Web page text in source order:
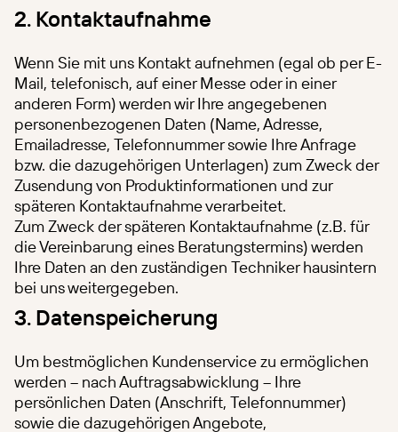
2. Kontaktaufnahme
Wenn Sie mit uns Kontakt aufnehmen (egal ob per E-
Mail, telefonisch, auf einer Messe oder in einer
anderen Form) werden wir Ihre angegebenen
personenbezogenen Daten (Name, Adresse,
Emailadresse, Telefonnummer sowie Ihre Anfrage
bzw. die dazugehörigen Unterlagen) zum Zweck der
Zusendung von Produktinformationen und zur
späteren Kontaktaufnahme verarbeitet.
Zum Zweck der späteren Kontaktaufnahme (z.B. für
die Vereinbarung eines Beratungstermins) werden
Ihre Daten an den zuständigen Techniker hausintern
bei uns weitergegeben.
3. Datenspeicherung
Um bestmöglichen Kundenservice zu ermöglichen
werden – nach Auftragsabwicklung – Ihre
persönlichen Daten (Anschrift, Telefonnummer)
sowie die dazugehörigen Angebote,